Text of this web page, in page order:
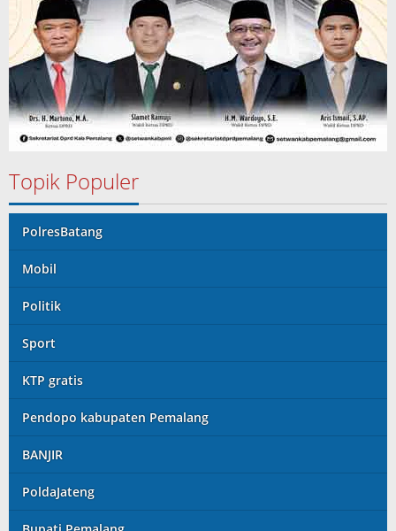
Topik Populer
PolresBatang
Mobil
Politik
Sport
KTP gratis
Pendopo kabupaten Pemalang
BANJIR
PoldaJateng